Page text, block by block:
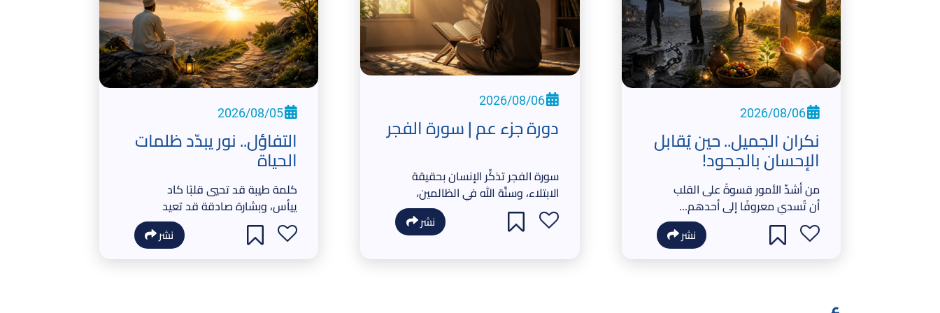
2026/08/06
نكران الجميل.. حين يُقابل
الإحسان بالجحود!
من أشدِّ الأمور قسوةً على القلب
أن تُسديَ معروفًا إلى أحدهم…
فيُقابَل هذا المعروفُ بالنكران
والجحود!
نشر
2026/08/06
دورة جزء عم | سورة الفجر
سورة الفجر تذكِّر الإنسان بحقيقة
الابتلاء، وسنَّة الله في الظالمين،
وأن الفوز الحقيقي يكون
بالإيمان والعمل الصالح.
نشر
2026/08/05
التفاؤل.. نور يبدّد ظلمات
الحياة
كلمة طيبة قد تحيي قلبًا كاد
ييأس، وبشارة صادقة قد تعيد
الأمل إلى نفسٍ أثقلتها الهموم
نشر